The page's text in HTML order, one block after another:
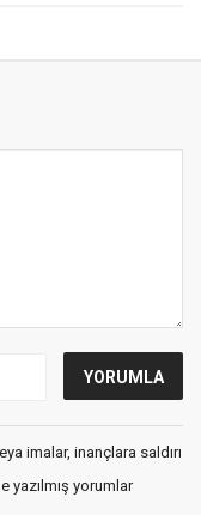
imalar, inançlara saldırı
yazılmış yorumlar